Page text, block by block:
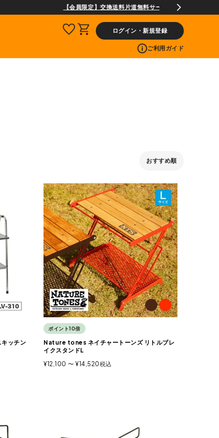
ログイン・新規登録
ご利用ガイド
おすすめ順
ッチン
ポイント10倍
Nature tones ネイチャートーンズ リトルブレ
イクスタンドL
¥12,100 〜 ¥14,520税込